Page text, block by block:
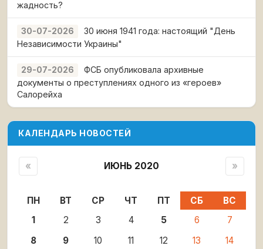
жадность?
30-07-2026
30 июня 1941 года: настоящий "День
Независимости Украины"
29-07-2026
ФСБ опубликовала архивные
документы о преступлениях одного из «героев»
Салорейха
КАЛЕНДАРЬ НОВОСТЕЙ
« ИЮНЬ 2020 »
ПН ВТ СР ЧТ ПТ СБ
ВС
1
2 3 4 5 6
7
8
9 10 11 12 13
14